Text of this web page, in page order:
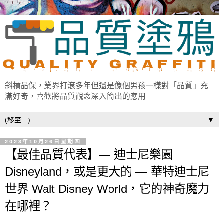
斜槓品保，業界打滾多年但還是像個男孩一樣對「品質」充
滿好奇，喜歡將品質觀念深入簡出的應用
▼
2023年10月26日星期四
【最佳品質代表】— 迪士尼樂園
Disneyland，或是更大的 — 華特迪士尼
世界 Walt Disney World，它的神奇魔力
在哪裡？